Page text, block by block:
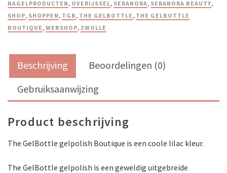
NAGELPRODUCTEN, OVERIJSSEL, SERANORA, SERANORA BEAUTY,
SHOP, SHOPPEN, TGB, THE GELBOTTLE, THE GELBOTTLE
BOUTIQUE, WEBSHOP, ZWOLLE
Beschrijving
Beoordelingen (0)
Gebruiksaanwijzing
Product beschrijving
The GelBottle gelpolish Boutique is een coole lilac kleur.
The GelBottle gelpolish is een geweldig uitgebreide